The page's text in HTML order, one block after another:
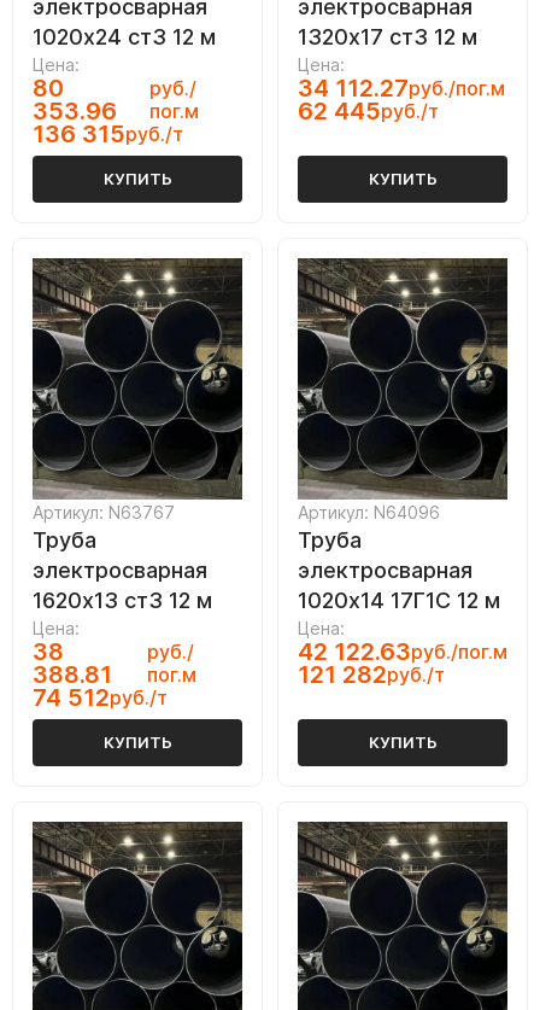
электросварная
1020х24 ст3 12 м
Цена:
80
353.96
руб./
пог.м
136 315руб./т
КУПИТЬ
электросварная
1320х17 ст3 12 м
Цена:
34 112.27руб./пог.м
62 445руб./т
КУПИТЬ
Артикул: N63767
Труба
электросварная
1620х13 ст3 12 м
Цена:
38
388.81
руб./
пог.м
74 512руб./т
КУПИТЬ
Артикул: N64096
Труба
электросварная
1020х14 17Г1С 12 м
Цена:
42 122.63руб./пог.м
121 282руб./т
КУПИТЬ